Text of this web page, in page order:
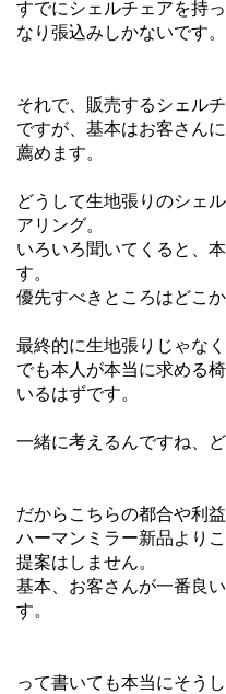
すでにシェルチェアを持
なり張込みしかないです
それで、販売するシェル
ですが、基本はお客さん
薦めます。
どうして生地張りのシェ
アリング。
いろいろ聞いてくると、
す。
優先すべきところはどこ
最終的に生地張りじゃな
でも本人が本当に求める
いるはずです。
一緒に考えるんですね、
だからこちらの都合や利
ハーマンミラー新品より
提案はしません。
基本、お客さんが一番良
す。
って書いても本当にそう